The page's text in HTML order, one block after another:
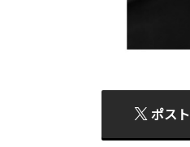
ポスト